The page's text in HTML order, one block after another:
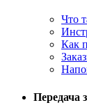
Что
Как
Передача